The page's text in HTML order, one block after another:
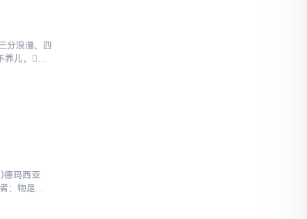
分浪漫、四
儿，不
德玛西亚
：物是